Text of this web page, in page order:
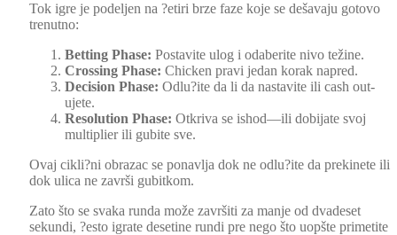
Tok igre je podel­jen na ?etiri brze faze koje se dešava­ju goto­vo
trenut­no:
Bet­ting Phase: Postavite ulog i odaberite nivo težine.
Cross­ing Phase: Chick­en pravi jedan korak napred.
Deci­sion Phase: Odlu?ite da li da nas­tavite ili cash out-
ujete.
Res­o­lu­tion Phase: Otkri­va se ishod—ili dobi­jate svoj
mul­ti­pli­er ili gubite sve.
Ovaj cikli?ni obrazac se pon­avl­ja dok ne odlu?ite da prekinete ili
dok uli­ca ne završi gubitkom.
Zato što se sva­ka run­da može završi­ti za man­je od dvade­set
sekun­di, ?esto igrate dese­tine run­di pre nego što uopšte primetite